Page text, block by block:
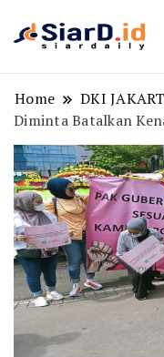
Home DKI
Diminta Batalkan